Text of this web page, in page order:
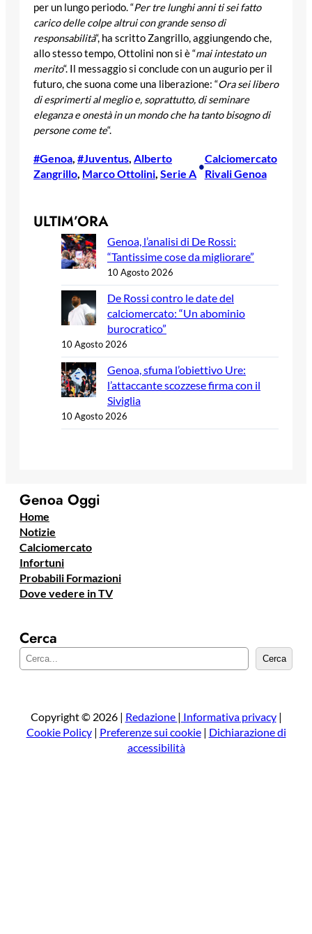
per un lungo periodo. “Per tre lunghi anni ti sei fatto
carico delle colpe altrui con grande senso di
responsabilità“, ha scritto Zangrillo, aggiungendo che,
allo stesso tempo, Ottolini non si è “mai intestato un
merito“. Il messaggio si conclude con un augurio per il
futuro, che suona come una liberazione: “Ora sei libero
di esprimerti al meglio e, soprattutto, di seminare
eleganza e onestà in un mondo che ha tanto bisogno di
persone come te“.
#Genoa, #Juventus, Alberto
Zangrillo, Marco Ottolini, Serie A
•
Calciomercato
Rivali Genoa
ULTIM’ORA
Genoa, l’analisi di De Rossi:
“Tantissime cose da migliorare”
10 Agosto 2026
De Rossi contro le date del
calciomercato: “Un abominio
burocratico”
10 Agosto 2026
Genoa, sfuma l’obiettivo Ure:
l’attaccante scozzese firma con il
Siviglia
10 Agosto 2026
Genoa Oggi
Home
Notizie
Calciomercato
Infortuni
Probabili Formazioni
Dove vedere in TV
Cerca
e
a
Cerca
Copyright © 2026 | Redazione | Informativa privacy|
Cookie Policy| Preferenze sui cookie| Dichiarazione di
accessibilità